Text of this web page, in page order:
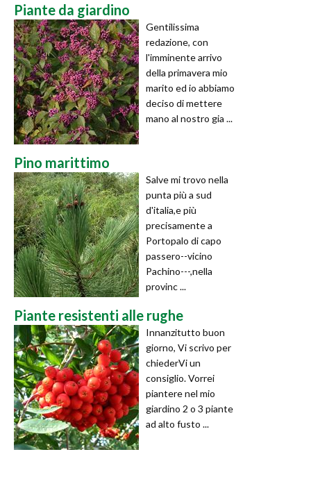
Piante da giardino
Gentilissima
redazione, con
l'imminente arrivo
della primavera mio
marito ed io abbiamo
deciso di mettere
mano al nostro gia ...
Pino marittimo
Salve mi trovo nella
punta più a sud
d'italia,e più
precisamente a
Portopalo di capo
passero--vicino
Pachino---,nella
provinc ...
Piante resistenti alle rughe
Innanzitutto buon
giorno, Vi scrivo per
chiederVi un
consiglio. Vorrei
piantere nel mio
giardino 2 o 3 piante
ad alto fusto ...